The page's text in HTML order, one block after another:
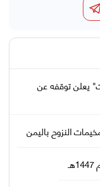
يعلن توقفه عن
النزوح باليمن